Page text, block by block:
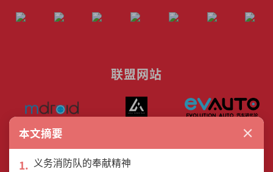
联盟网站
201801040185 (1302216­-D)
本文摘要 ×
义务消防队的奉献精神